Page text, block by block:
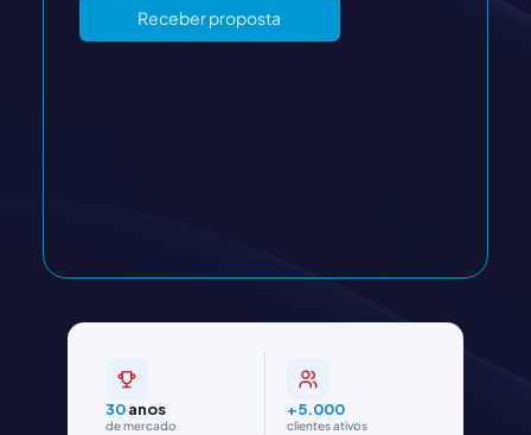
Receber proposta
30anos
de mercado
+5.000
clientes ativos